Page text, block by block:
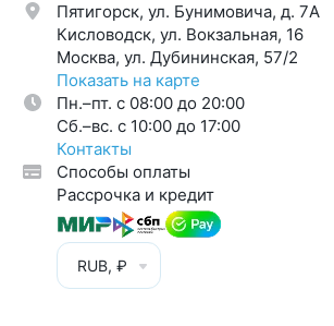
Пятигорск, ул. Бунимовича, д. 7A
Кисловодск, ул. Вокзальная, 16
Москва, ул. Дубининская, 57/2
Показать на карте
Пн.–пт. с 08:00 до 20:00
Cб.–вс. с 10:00 до 17:00
Контакты
Способы оплаты
Рассрочка и кредит
RUB, ₽